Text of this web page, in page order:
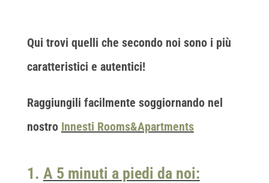
Qui trovi quelli che secondo noi sono i più
caratteristici e autentici!
Raggiungili facilmente soggiornando nel
nostro Innesti Rooms&Apartments
1. A 5 minuti a piedi da noi: